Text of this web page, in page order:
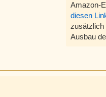
Amazon-
diesen
zusätzlich
Ausbau